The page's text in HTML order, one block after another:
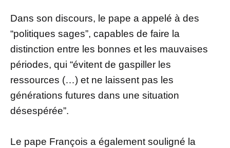
Dans son discours, le pape a appelé à des
“politiques sages”, capables de faire la
distinction entre les bonnes et les mauvaises
périodes, qui “évitent de gaspiller les
ressources (…) et ne laissent pas les
générations futures dans une situation
désespérée”.
Le pape François a également souligné la